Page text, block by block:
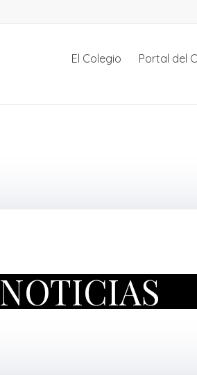
El Colegio Portal del
NOTICIAS